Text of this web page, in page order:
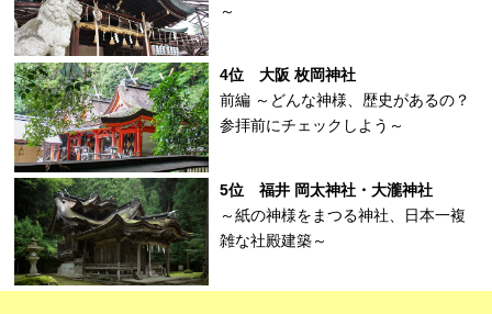
～
4位 大阪 枚岡神社
前編 ～どんな神様、歴史があるの？
参拝前にチェックしよう～
5位 福井 岡太神社・大瀧神社
～紙の神様をまつる神社、日本一複
雑な社殿建築～